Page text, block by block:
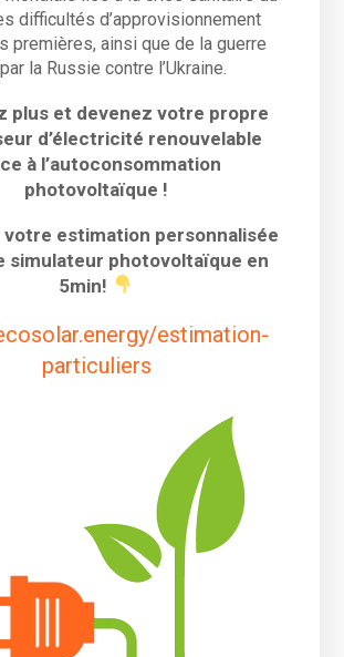
difficultés d’approvisionnement
premières, ainsi que de la guerre
la Russie contre l’Ukraine.
plus et devenez votre propre
d’électricité renouvelable
à l’autoconsommation
photovoltaïque !
votre estimation personnalisée
simulateur photovoltaïque en
5min!
estimation-
particuliers